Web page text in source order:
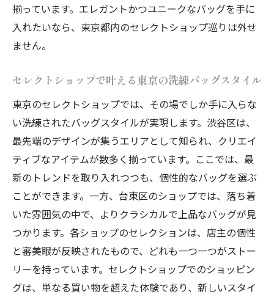
揃っています。エレガントかつユニークなバッグを手に
入れたいなら、東京都内のセレクトショップ巡りは外せ
ません。
セレクトショップで叶える東京の洗練バッグスタイル
東京のセレクトショップでは、その場でしか手に入らな
い洗練されたバッグスタイルが実現します。渋谷区は、
最先端のデザインが集うエリアとして知られ、クリエイ
ティブなアイテムが数多く揃っています。ここでは、最
新のトレンドを取り入れつつも、個性的なバッグを選ぶ
ことができます。一方、台東区のショップでは、落ち着
いた雰囲気の中で、よりクラシカルで上品なバッグが見
つかります。各ショップのセレクションは、店主の個性
と審美眼が反映されたもので、どれも一つ一つがストー
リーを持っています。セレクトショップでのショッピン
グは、単なる買い物を超えた体験であり、新しいスタイ